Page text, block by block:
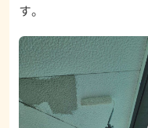
す。